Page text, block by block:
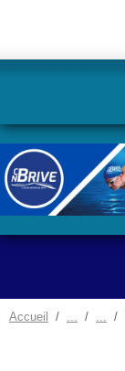
Accueil